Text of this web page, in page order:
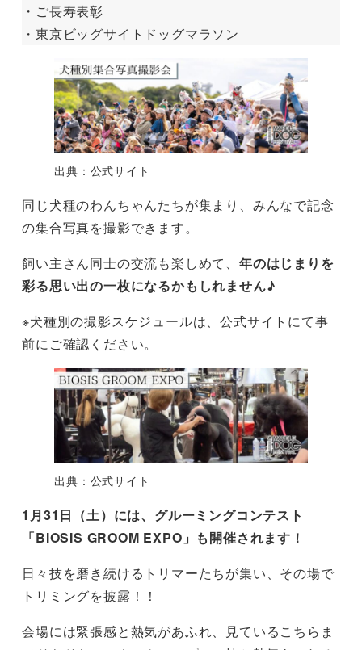
・ご長寿表彰
・東京ビッグサイトドッグマラソン
出典：公式サイト
同じ犬種のわんちゃんたちが集まり、みんなで記念
の集合写真を撮影できます。
飼い主さん同士の交流も楽しめて、 年のはじまりを
彩る思い出の一枚になるかもしれません♪
※犬種別の撮影スケジュールは、公式サイトにて事
前にご確認ください。
出典：公式サイト
1月31日（土）には、グルーミングコンテスト
「BIOSIS GROOM EXPO」も開催されます！
日々技を磨き続けるトリマーたちが集い、その場で
トリミングを披露！！
会場には緊張感と熱気があふれ、見ているこちらま